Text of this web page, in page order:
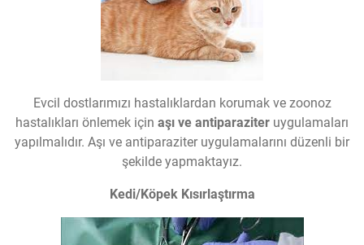
Evcil dostlarımızı hastalıklardan korumak ve zoonoz
hastalıkları önlemek için aşı ve antiparaziter uygulamaları
yapılmalıdır. Aşı ve antiparaziter uygulamalarını düzenli bir
şekilde yapmaktayız.
Kedi/Köpek Kısırlaştırma